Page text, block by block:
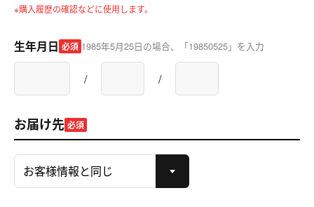
※購入履歴の確認などに使用します。
生年月日 必須 1985年5月25日の場合、「19850525」を入力
/ /
お届け先 必須